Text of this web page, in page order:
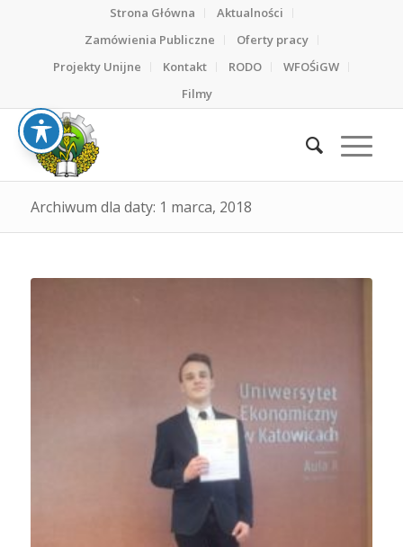
Strona Główna
Aktualności
Zamówienia Publiczne
Oferty pracy
Projekty Unijne
Kontakt RODO
WFOŚiGW
Filmy
Archiwum dla daty: 1 marca, 2018